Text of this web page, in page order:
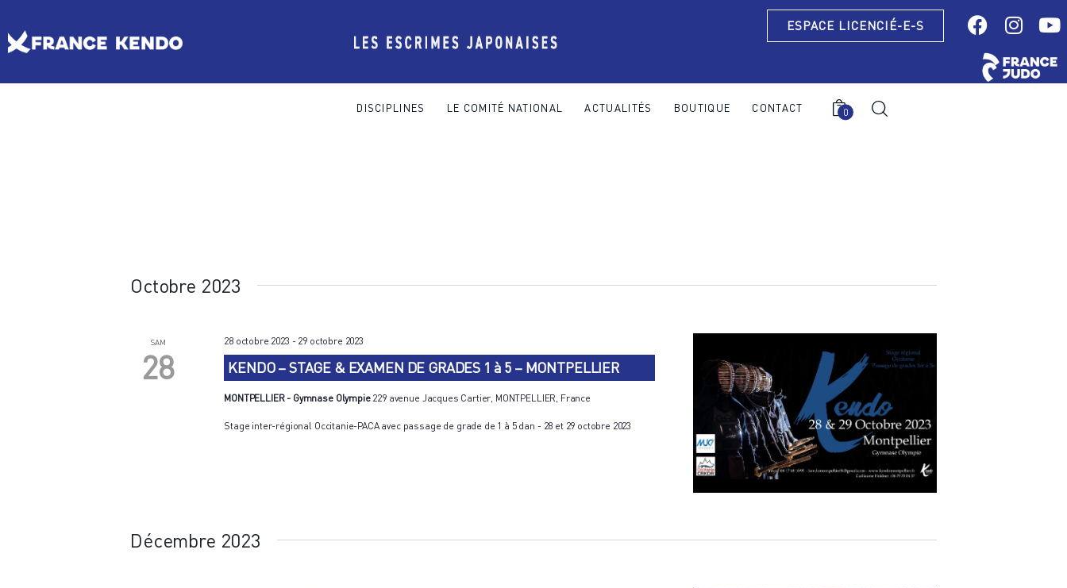
ESPACE LICENCIÉ-E-S
DISCIPLINES LE COMITÉ NATIONAL ACTUALITÉS BOUTIQUE CONTACT 0
Le Comité France Kendo
Octobre 2023
SAM
28 KENDO – STAGE & EXAMEN DE GRADES 1 à 5 – MONTPELLIER
28 octobre 2023 - 29 octobre 2023
MONTPELLIER - Gymnase Olympie 229 avenue Jacques Cartier, MONTPELLIER, France
Stage inter-régional Occitanie-PACA avec passage de grade de 1 à 5 dan - 28 et 29 octobre 2023
Décembre 2023